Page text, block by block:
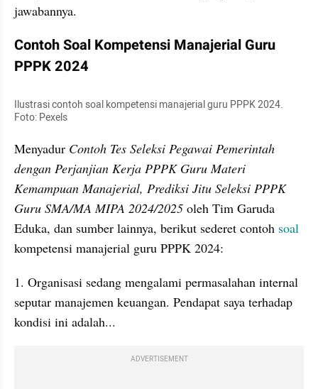
jawabannya.
Contoh Soal Kompetensi Manajerial Guru
PPPK 2024
Ilustrasi contoh soal kompetensi manajerial guru PPPK 2024.
Foto: Pexels
Menyadur Contoh Tes Seleksi Pegawai Pemerintah
dengan Perjanjian Kerja PPPK Guru Materi
Kemampuan Manajerial, Prediksi Jitu Seleksi PPPK
Guru SMA/MA MIPA 2024/2025 oleh Tim Garuda
Eduka, dan sumber lainnya, berikut sederet contoh
kompetensi manajerial guru PPPK 2024:
1. Organisasi sedang mengalami permasalahan internal
seputar manajemen keuangan. Pendapat saya terhadap
kondisi ini adalah...
ADVERTISEMENT